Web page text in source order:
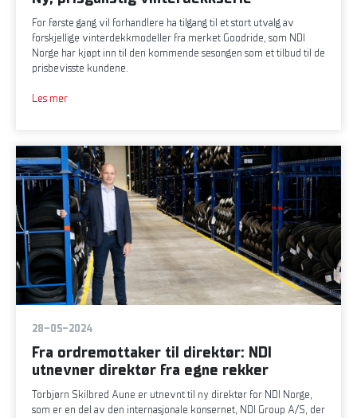
For første gang vil forhandlere ha tilgang til et stort utvalg av
forskjellige vinterdekkmodeller fra merket Goodride, som NDI
Norge har kjøpt inn til den kommende sesongen som et tilbud til de
prisbevisste kundene.
Les mer
28-05-2024
Fra ordremottaker til direktør: NDI
utnevner direktør fra egne rekker
Torbjørn Skilbred Aune er utnevnt til ny direktør for NDI Norge,
som er en del av den internasjonale konsernet, NDI Group A/S, der